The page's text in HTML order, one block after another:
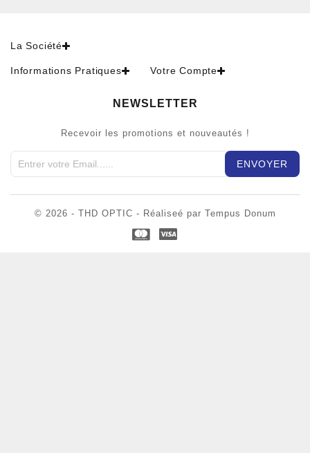
La Société
Informations Pratiques Votre Compte
NEWSLETTER
Recevoir les promotions et nouveautés !
© 2026 - THD OPTIC - Réaliseé par Tempus Donum